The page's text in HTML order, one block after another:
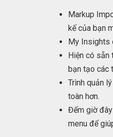
Markup
kế của bạn
My Insights
Hiện có sẵn
bạn tạo các
Trình quản
toàn hơn.
Đếm giờ
menu để